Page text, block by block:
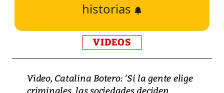
historias
VIDEOS
Video, Catalina Botero: ‘Si la gente elige
criminales, las sociedades deciden